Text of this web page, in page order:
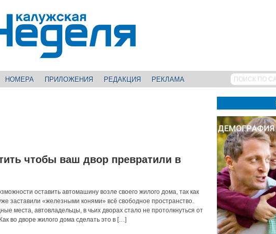
НОМЕРА ПРИЛОЖЕНИЯ РЕДАКЦИЯ РЕКЛАМА
чтобы ваш двор превратили в
оставить автомашину возле своего жилого дома, так как
заставили «железными конями» всё свободное пространство.
места, автовладельцы, в чьих дворах стало не протолкнуться от
во дворе жилого дома сделать это в […]